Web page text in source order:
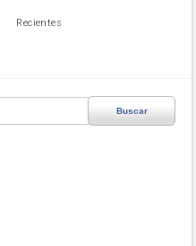
Recientes
Buscar